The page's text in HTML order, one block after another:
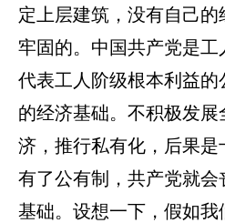
定上层建筑，没有自己
牢固的。中国共产党是
代表工人阶级根本利益
的经济基础。不积极发
济，推行私有化，后果
有了公有制，共产党就
基础。设想一下，假如我